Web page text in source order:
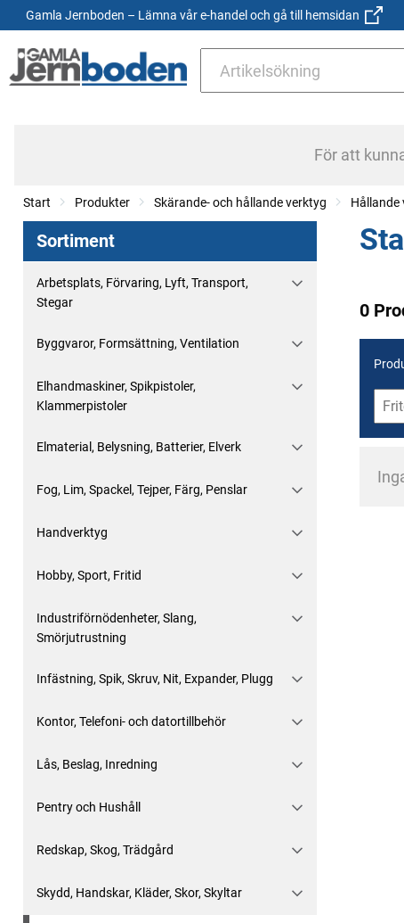
Gamla Jernboden – Lämna vår e-handel och gå till hemsidan
För att
Start Produkter Skärande- och hållande verktyg Hållande
Sortiment
Arbetsplats, Förvaring, Lyft, Transport,
Stegar
Byggvaror, Formsättning, Ventilation
Elhandmaskiner, Spikpistoler,
Klammerpistoler
Elmaterial, Belysning, Batterier, Elverk
Fog, Lim, Spackel, Tejper, Färg, Penslar
Handverktyg
Hobby, Sport, Fritid
Industriförnödenheter, Slang,
Smörjutrustning
Infästning, Spik, Skruv, Nit, Expander, Plugg
Kontor, Telefoni- och datortillbehör
Lås, Beslag, Inredning
Pentry och Hushåll
Redskap, Skog, Trädgård
Skydd, Handskar, Kläder, Skor, Skyltar
0